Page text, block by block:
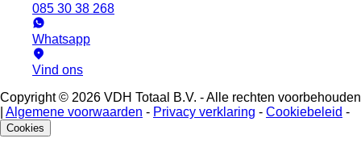
085 30 38 268
Whatsapp
Vind ons
Copyright © 2026 VDH Totaal B.V. - Alle rechten voorbehouden
Algemene voorwaarden - Privacy verklaring - Cookiebeleid -
Cookies